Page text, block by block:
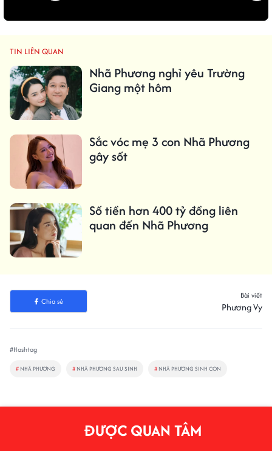
TIN LIÊN QUAN
Nhã Phương nghỉ yêu Trường
Giang một hôm
Sắc vóc mẹ 3 con Nhã Phương
gây sốt
Số tiền hơn 400 tỷ đồng liên
quan đến Nhã Phương
Chia sẻ
Bài viết
Phương Vy
#Hashtag
# NHÃ PHƯƠNG # NHÃ PHƯƠNG SAU SINH # NHÃ PHƯƠNG SINH CON
ĐƯỢC QUAN TÂM